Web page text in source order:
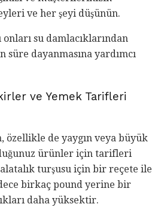
ve her şeyi düşünün.
su damlacıklarından
süre dayanmasına yardımcı
ve Yemek Tarifleri
özellikle de yaygın veya büyük
ürünler için tarifleri
turşusu için bir reçete ile
birkaç pound yerine bir
daha yüksektir.